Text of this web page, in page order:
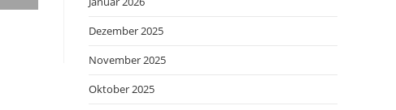
Dezember 2025
November 2025
Oktober 2025